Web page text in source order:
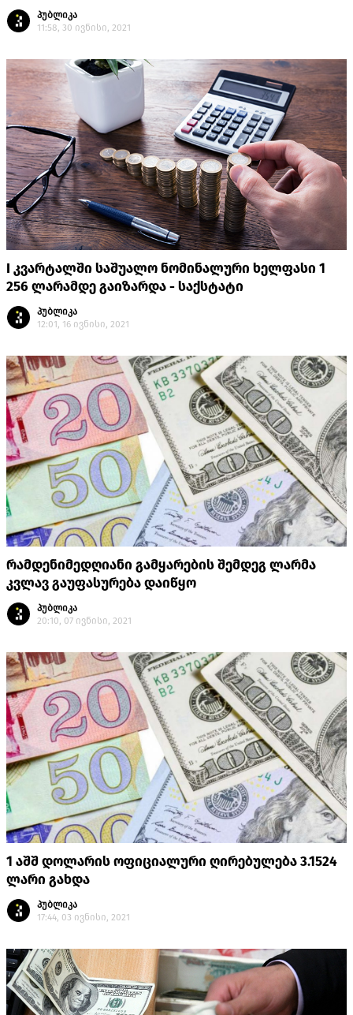
პუბლიკა
11:58, 30 ივნისი, 2021
I კვარტალში საშუალო ნომინალური ხელფასი 1
256 ლარამდე გაიზარდა - საქსტატი
პუბლიკა
12:01, 16 ივნისი, 2021
რამდენიმედღიანი გამყარების შემდეგ ლარმა
კვლავ გაუფასურება დაიწყო
პუბლიკა
20:10, 07 ივნისი, 2021
1 აშშ დოლარის ოფიციალური ღირებულება 3.1524
ლარი გახდა
პუბლიკა
17:44, 03 ივნისი, 2021